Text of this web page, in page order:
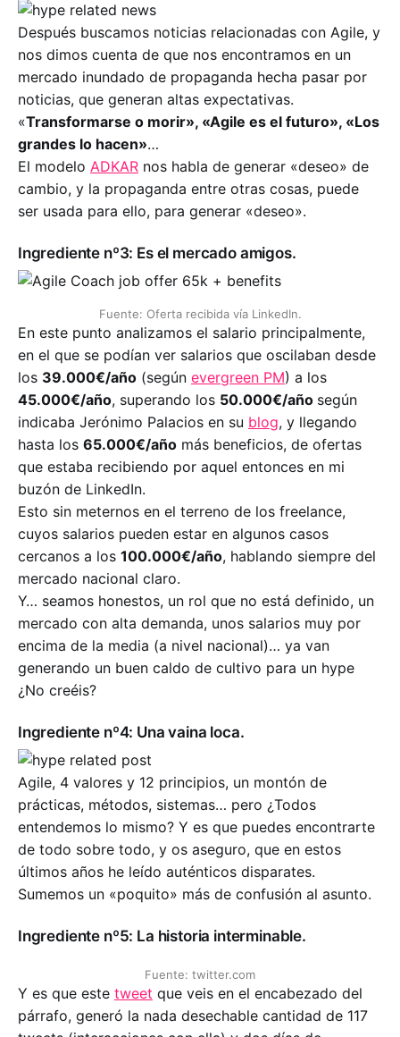
Después buscamos noticias relacionadas con Agile, y
nos dimos cuenta de que nos encontramos en un
mercado inundado de propaganda hecha pasar por
noticias, que generan altas expectativas.
«Transformarse o morir», «Agile es el futuro», «Los
grandes lo hacen»…
El modelo ADKAR nos habla de generar «deseo» de
cambio, y la propaganda entre otras cosas, puede
ser usada para ello, para generar «deseo».
Ingrediente nº3: Es el mercado amigos.
Fuente: Oferta recibida vía LinkedIn.
En este punto analizamos el salario principalmente,
en el que se podían ver salarios que oscilaban desde
los 39.000€/año (según evergreen PM) a los
45.000€/año, superando los 50.000€/año según
indicaba Jerónimo Palacios en su blog, y llegando
hasta los 65.000€/año más beneficios, de ofertas
que estaba recibiendo por aquel entonces en mi
buzón de LinkedIn.
Esto sin meternos en el terreno de los freelance,
cuyos salarios pueden estar en algunos casos
cercanos a los 100.000€/año, hablando siempre del
mercado nacional claro.
Y… seamos honestos, un rol que no está definido, un
mercado con alta demanda, unos salarios muy por
encima de la media (a nivel nacional)… ya van
generando un buen caldo de cultivo para un hype
¿No creéis?
Ingrediente nº4: Una vaina loca.
Agile, 4 valores y 12 principios, un montón de
prácticas, métodos, sistemas… pero ¿Todos
entendemos lo mismo? Y es que puedes encontrarte
de todo sobre todo, y os aseguro, que en estos
últimos años he leído auténticos disparates.
Sumemos un «poquito» más de confusión al asunto.
Ingrediente nº5: La historia interminable.
Fuente: twitter.com
Y es que este tweet que veis en el encabezado del
párrafo, generó la nada desechable cantidad de 117